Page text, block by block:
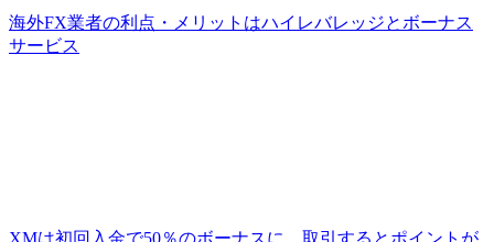
海外FX業者の利点・メリットはハイレバレッジとボーナス
サービス
XMは初回入金で50％のボーナスに、取引するとポイントが